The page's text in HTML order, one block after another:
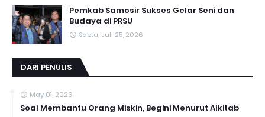
Pemkab Samosir Sukses Gelar Seni dan
Budaya di PRSU
Sabtu, Juli 25, 2026
DARI PENULIS
May 01, 2026
Soal Membantu Orang Miskin, Begini Menurut Alkitab